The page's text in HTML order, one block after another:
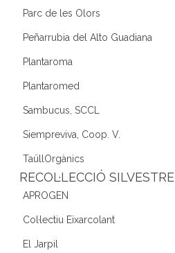
Parc de les Olors
Peñarrubia del Alto Guadiana
Plantaroma
Plantaromed
Sambucus, SCCL
Siempreviva, Coop. V.
TaüllOrgànics
RECOL·LECCIÓ SILVESTRE
APROGEN
Col·lectiu Eixarcolant
El Jarpil